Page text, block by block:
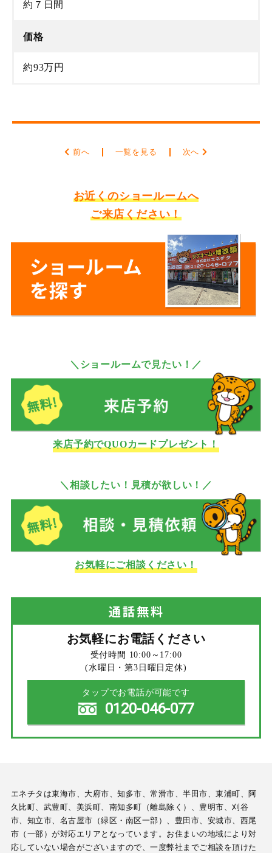
約７日間
価格
約93万円
前へ 一覧を見る 次へ
お近くのショールームへ
ご来店ください！
＼ショールームで見たい！／
来店予約でQUOカードプレゼント！
＼相談したい！見積が欲しい！／
お気軽にご相談ください！
通話無料
お気軽にお電話ください
受付時間 10:00～17:00
(水曜日・第3日曜日定休)
タップでお電話が可能です
0120-046-077
エネチタは東海市、大府市、知多市、常滑市、半田市、東浦町、阿
久比町、武豊町、美浜町、南知多町（離島除く）、豊明市、刈谷
市、知立市、名古屋市（緑区・南区一部）、豊田市、安城市、西尾
市（一部）が対応エリアとなっています。お住まいの地域により対
応していない場合がございますので、一度弊社までご相談を頂けた